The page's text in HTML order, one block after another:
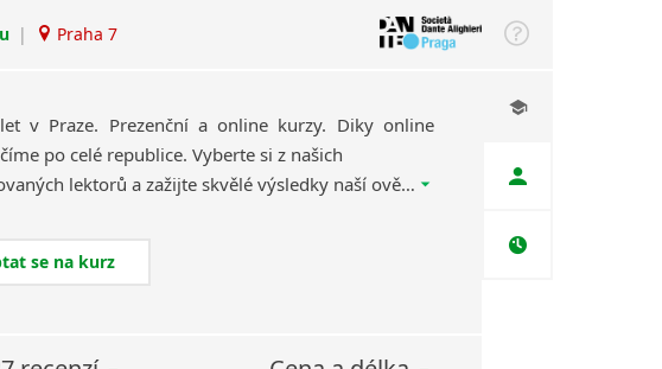
| Praha 7
v Praze. Prezenční a online kurzy. Diky online
po celé republice. Vyberte si z našich
kvalifikovaných lektorů a zažijte skvělé výsledky naší ověřené výukové metody, díky které se naučíte jazyk efektivně, rychle a zábavnou formou.
se na kurz